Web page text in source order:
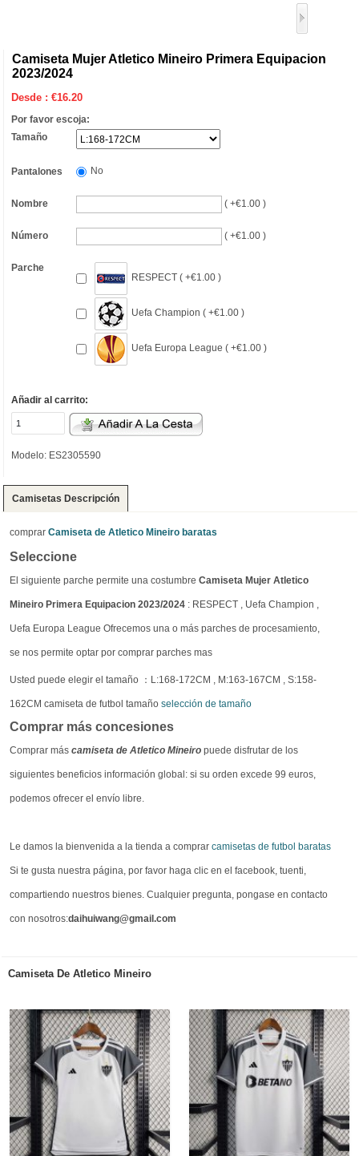
Camiseta Mujer Atletico Mineiro Primera Equipacion
2023/2024
Desde :€16.20
Por favor escoja:
Tamaño
Pantalones No
Nombre ( +€1.00 )
Número ( +€1.00 )
Parche
RESPECT ( +€1.00 )
Uefa Champion ( +€1.00 )
Uefa Europa League ( +€1.00 )
Añadir al carrito:
Modelo: ES2305590
Camisetas Descripción
comprar Camiseta de Atletico Mineiro baratas
Seleccione
El siguiente parche permite una costumbre Camiseta Mujer Atletico
Mineiro Primera Equipacion 2023/2024 : RESPECT , Uefa Champion ,
Uefa Europa League Ofrecemos una o más parches de procesamiento,
se nos permite optar por comprar parches mas
Usted puede elegir el tamaño ：L:168-172CM , M:163-167CM , S:158-
162CM camiseta de futbol tamaño selección de tamaño
Comprar más concesiones
Comprar más camiseta de Atletico Mineiro puede disfrutar de los
siguientes beneficios información global: si su orden excede 99 euros,
podemos ofrecer el envío libre.
Le damos la bienvenida a la tienda a comprar camisetas de futbol baratas
Si te gusta nuestra página, por favor haga clic en el facebook, tuenti,
compartiendo nuestros bienes. Cualquier pregunta, pongase en contacto
con nosotros:daihuiwang@gmail.com
Camiseta De Atletico Mineiro